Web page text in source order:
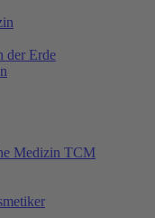
der Erde
Medizin TCM